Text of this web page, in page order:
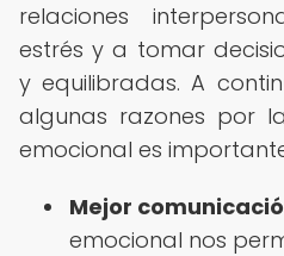
relaciones
estrés y a tomar
y equilibradas. A
algunas razones por
emocional es
Mejor
emocional nos